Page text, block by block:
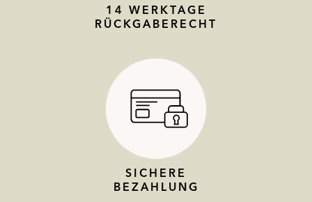
14 WERKTAGE
RÜCKGABERECHT
SICHERE
BEZAHLUNG